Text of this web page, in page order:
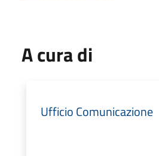
A cura di
Ufficio Comunicazione